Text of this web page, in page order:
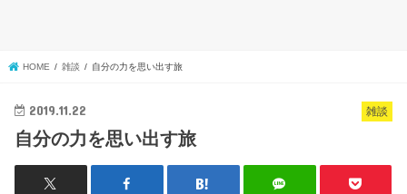
HOME 雑談 自分の力を思い出す旅
雑談
2019.11.22
自分の力を思い出す旅